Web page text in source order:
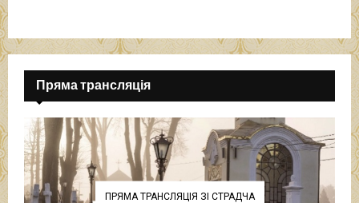
Пряма трансляція
ПРЯМА ТРАНСЛЯЦІЯ ЗІ СТРАДЧА